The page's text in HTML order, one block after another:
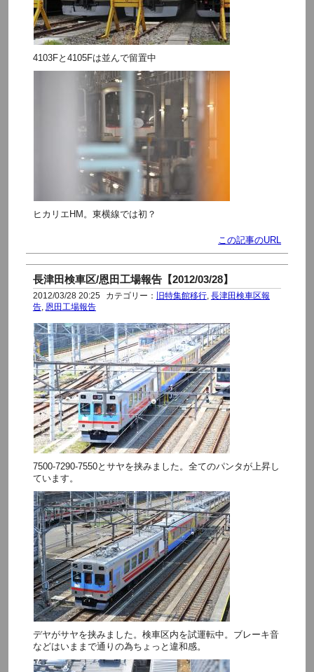
4103Fと4105Fは並んで留置中
ヒカリエHM。東横線では初？
この記事のURL
長津田検車区/恩田工場報告【2012/03/28】
2012/03/28 20:25 カテゴリー： 旧特集館移行, 長津田検車区報
告, 恩田工場報告
7500-7290-7550とサヤを挟みました。全てのパンタが上昇し
ています。
デヤがサヤを挟みました。検車区内を試運転中。ブレーキ音
などはいままで通りの為ちょっと違和感。